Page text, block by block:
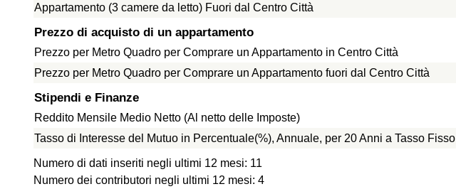
Appartamento (3 camere da letto) Fuori dal Centro Città
Prezzo di acquisto di un appartamento
Prezzo per Metro Quadro per Comprare un Appartamento in Centro Città
Prezzo per Metro Quadro per Comprare un Appartamento fuori dal Centro Città
Stipendi e Finanze
Reddito Mensile Medio Netto (Al netto delle Imposte)
Tasso di Interesse del Mutuo in Percentuale(%), Annuale, per 20 Anni a Tasso Fisso
Numero di dati inseriti negli ultimi 12 mesi: 11
Numero dei contributori negli ultimi 12 mesi: 4